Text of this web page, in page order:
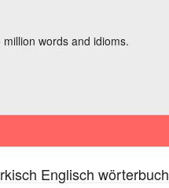
words and idioms.
Englisch wörterbuch